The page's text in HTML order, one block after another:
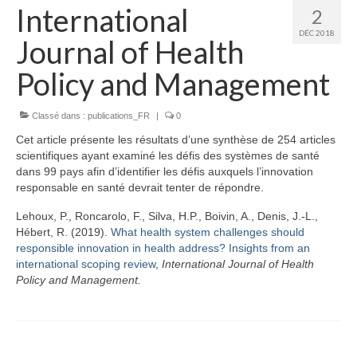
Ce qu’est l’IRS
Deux outils clés
Programme de recherche
Équipe
Publications
Vidéos
English
2
DÉC 2018
International
Journal of Health
Policy and Management
Classé dans : publications_FR | 0
Cet article présente les résultats d’une synthèse de 254 articles
scientifiques ayant examiné les défis des systèmes de santé
dans 99 pays afin d’identifier les défis auxquels l’innovation
responsable en santé devrait tenter de répondre.
Lehoux, P., Roncarolo, F., Silva, H.P., Boivin, A., Denis, J.-L.,
Hébert, R. (2019). What health system challenges should
responsible innovation in health address? Insights from an
international scoping review, International Journal of Health
Policy and Management.